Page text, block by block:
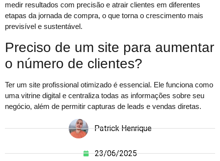
medir resultados com precisão e atrair clientes em diferentes
etapas da jornada de compra, o que torna o crescimento mais
previsível e sustentável.
Preciso de um site para aumentar
o número de clientes?
Ter um site profissional otimizado é essencial. Ele funciona como
uma vitrine digital e centraliza todas as informações sobre seu
negócio, além de permitir capturas de leads e vendas diretas.
Patrick Henrique
23/06/2025